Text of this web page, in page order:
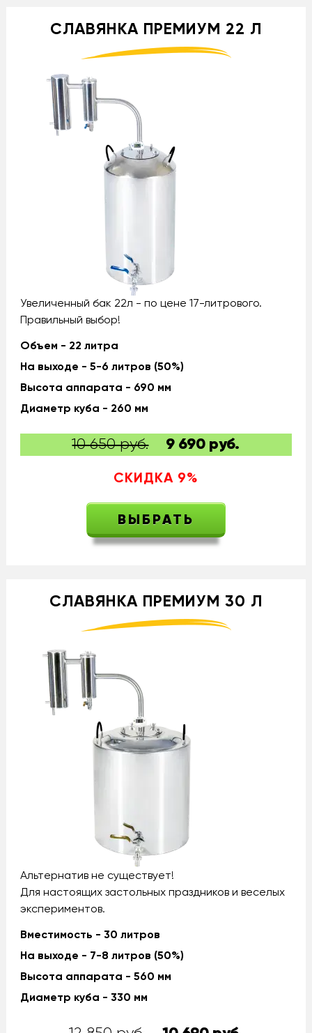
СЛАВЯНКА ПРЕМИУМ 22 Л
Увеличенный бак 22л - по цене 17-литрового.
Правильный выбор!
Объем - 22 литра
На выходе - 5-6 литров (50%)
Высота аппарата - 690 мм
Диаметр куба - 260 мм
10 650 руб. 9 690 руб.
СКИДКА 9%
ВЫБРАТЬ
СЛАВЯНКА ПРЕМИУМ 30 Л
Альтернатив не существует!
Для настоящих застольных праздников и веселых
экспериментов.
Вместимость - 30 литров
На выходе - 7-8 литров (50%)
Высота аппарата - 560 мм
Диаметр куба - 330 мм